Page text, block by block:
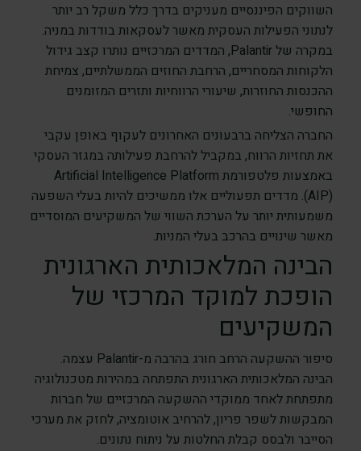
השווקים הפיננסיים מעניקים בדרך כלל משקל רב יותר
לנתוני הפעילות העסקית מאשר לעסקאות בודדות במניה.
במקרה של Palantir, המדדים המרכזיים נותרו קצב גידול
הלקוחות המסחריים, הרחבת החוזים הממשלתיים, צמיחת
ההכנסות החוזרות, שיעורי הרווחיות ותזרים המזומנים
החופשי.
החברה הצליחה ברבעונים האחרונים לעקוף באופן עקבי
את תחזיות הרווח, במקביל להרחבת פעילותה במגזר העסקי
באמצעות פלטפורמת Artificial Intelligence Platform
(AIP). מדדים תפעוליים אלו ממשיכים להיות בעלי השפעה
משמעותית יותר על הערכת השווי של המשקיעים המוסדיים
מאשר שינויים בהרכב בעלי המניות.
הבינה המלאכותית הארגונית
הופכת למוקד המרכזי של
המשקיעים
סיפור ההשקעה הרחב חורג בהרבה מ-Palantir עצמה.
הבינה המלאכותית הארגונית התפתחה במהירות מטכנולוגיה
מתפתחת לאחד ממוקדי ההשקעה המרכזיים של חברות
המבקשות לשפר פריון, להרחיב אוטומציה, לחזק את מערכי
הסייבר ולבסס קבלת החלטות על ניתוח נתונים.